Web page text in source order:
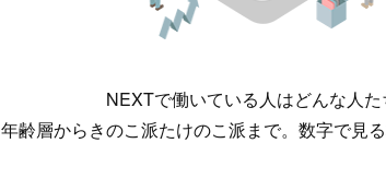
NEXTで働いている人はどんな人た
年齢層からきのこ派たけのこ派まで。数字で見る